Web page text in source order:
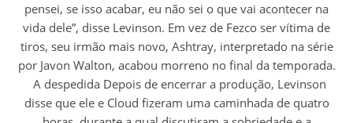
pensei, se isso acabar, eu não sei o que vai acontecer na
vida dele”, disse Levinson. Em vez de Fezco ser vítima de
tiros, seu irmão mais novo, Ashtray, interpretado na série
por Javon Walton, acabou morreno no final da temporada.
A despedida Depois de encerrar a produção, Levinson
disse que ele e Cloud fizeram uma caminhada de quatro